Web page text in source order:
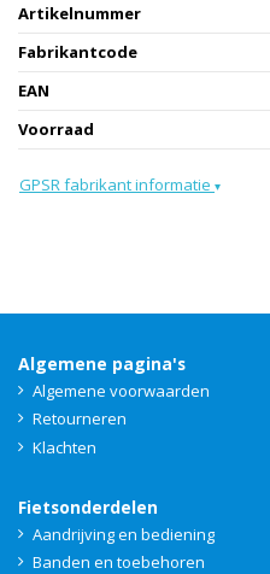
Artikelnummer
Fabrikantcode
EAN
Voorraad
GPSR fabrikant informatie ▾
Algemene pagina's
Algemene voorwaarden
Retourneren
Klachten
Fietsonderdelen
Aandrijving en bediening
Banden en toebehoren